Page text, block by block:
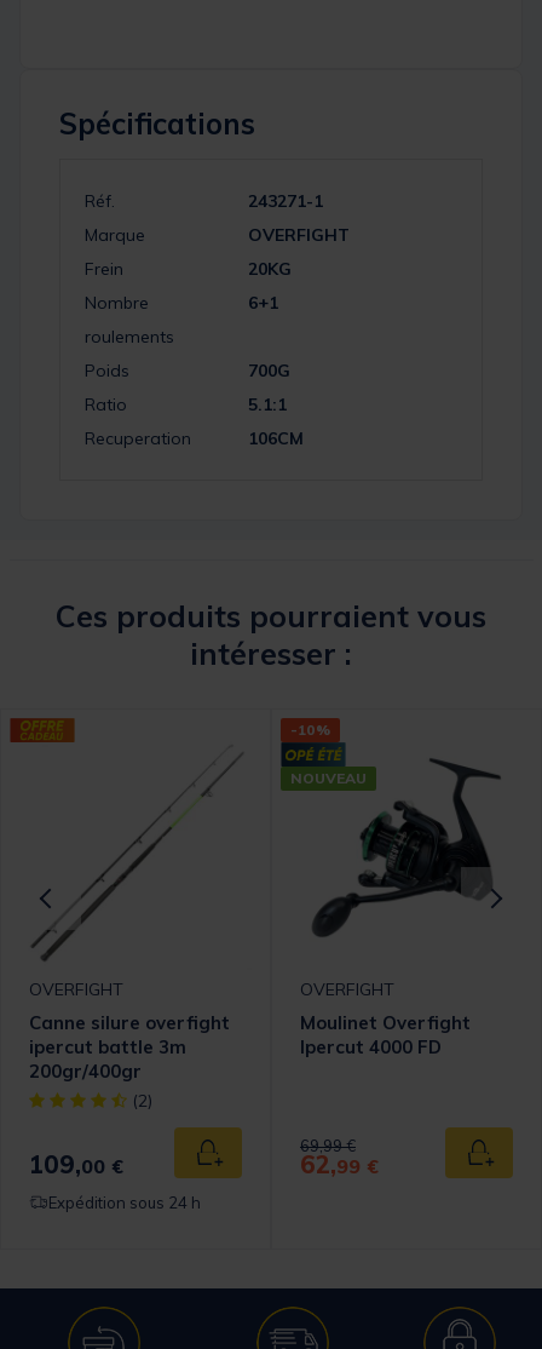
Spécifications
Réf.
243271-1
Marque
OVERFIGHT
Frein
20KG
Nombre
roulements
6+1
Poids
700G
Ratio
5.1:1
Recuperation
106CM
Ces produits pourraient vous
intéresser :
panier
OVERFIGHT
Canne silure overfight
ipercut battle 3m
200gr/400gr
[object Object] out of 5 Customer Rating
(2)
109,00 € Ajouter au panier
Expédition sous 24 h
-10%
NOUVEAU
OVERFIGHT
Moulinet Overfight
Ipercut 4000 FD
Price reduced from
69,99 €to
62,99 €